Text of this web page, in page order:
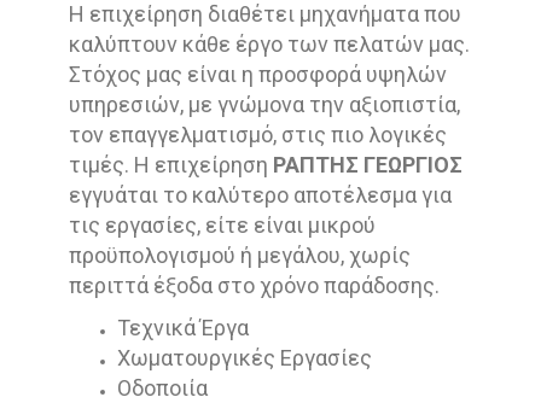
Η επιχείρηση διαθέτει μηχανήματα που
καλύπτουν κάθε έργο των πελατών μας.
Στόχος μας είναι η προσφορά υψηλών
υπηρεσιών, με γνώμονα την αξιοπιστία,
τον επαγγελματισμό, στις πιο λογικές
τιμές. Η επιχείρηση ΡΑΠΤΗΣ ΓΕΩΡΓΙΟΣ
εγγυάται το καλύτερο αποτέλεσμα για
τις εργασίες, είτε είναι μικρού
προϋπολογισμού ή μεγάλου, χωρίς
περιττά έξοδα στο χρόνο παράδοσης.
Τεχνικά Έργα
Χωματουργικές Εργασίες
Οδοποιία